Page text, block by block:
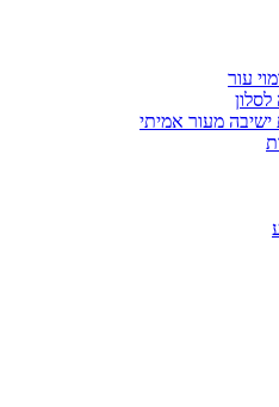
עור
מעור אמיתי